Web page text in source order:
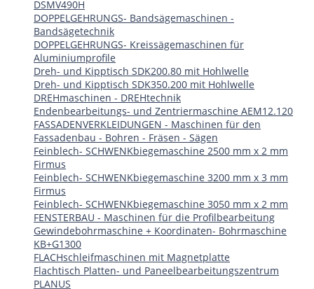
DSMV490H
DOPPELGEHRUNGS- Bandsägemaschinen -
Bandsägetechnik
DOPPELGEHRUNGS- Kreissägemaschinen für
Aluminiumprofile
Dreh- und Kipptisch SDK200.80 mit Hohlwelle
Dreh- und Kipptisch SDK350.200 mit Hohlwelle
DREHmaschinen - DREHtechnik
Endenbearbeitungs- und Zentriermaschine AEM12.120
FASSADENVERKLEIDUNGEN - Maschinen für den
Fassadenbau - Bohren - Fräsen - Sägen
Feinblech- SCHWENKbiegemaschine 2500 mm x 2 mm
Firmus
Feinblech- SCHWENKbiegemaschine 3200 mm x 3 mm
Firmus
Feinblech- SCHWENKbiegemaschine 3050 mm x 2 mm
FENSTERBAU - Maschinen für die Profilbearbeitung
Gewindebohrmaschine + Koordinaten- Bohrmaschine
KB+G1300
FLACHschleifmaschinen mit Magnetplatte
Flachtisch Platten- und Paneelbearbeitungszentrum
PLANUS